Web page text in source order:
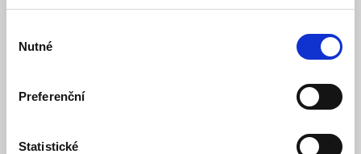
souhlasu
Nutné
Preferenční
Statistické
pravidelnost dechu a pohyby kojence
. Účelem výrobku
Infant Death Syndrome).